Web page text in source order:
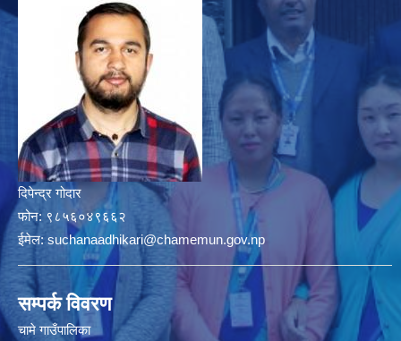
दिपेन्द्र गोदार
फोन: ९८५६०४९६६२
ईमेल: suchanaadhikari@chamemun.gov.np
सम्पर्क विवरण
चामे गाउँपालिका